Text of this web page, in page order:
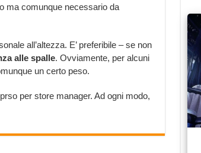
ma comunque necessario da
all’altezza. E’ preferibile – se non
alle spalle. Ovviamente, per alcuni
un certo peso.
per store manager. Ad ogni modo,